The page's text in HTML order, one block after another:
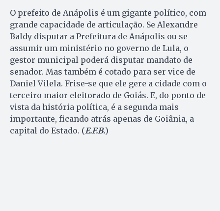
O prefeito de Anápolis é um gigante político, com
grande capacidade de articulação. Se Alexandre
Baldy disputar a Prefeitura de Anápolis ou se
assumir um ministério no governo de Lula, o
gestor municipal poderá disputar mandato de
senador. Mas também é cotado para ser vice de
Daniel Vilela. Frise-se que ele gere a cidade com o
terceiro maior eleitorado de Goiás. E, do ponto de
vista da história política, é a segunda mais
importante, ficando atrás apenas de Goiânia, a
capital do Estado. (E.F.B.)